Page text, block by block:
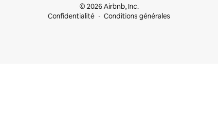
© 2026 Airbnb, Inc.
Confidentialité
Conditions générales